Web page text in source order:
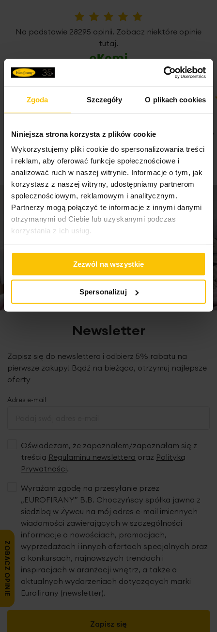
Zgoda Szczegóły O plikach cookies
Niniejsza strona korzysta z plików cookie
Wykorzystujemy pliki cookie do spersonalizowania treści
i reklam, aby oferować funkcje społecznościowe i
analizować ruch w naszej witrynie. Informacje o tym, jak
korzystasz z naszej witryny, udostępniamy partnerom
społecznościowym, reklamowym i analitycznym.
Partnerzy mogą połączyć te informacje z innymi danymi
otrzymanymi od Ciebie lub uzyskanymi podczas
korzystania z ich usług.
Zezwól na wszystkie
Spersonalizuj
szt.
Skład materiałowy 100% poliester
Pobierz instrukcję użytkowania i bezpieczeństwa produktu
Uniwersalna taśma marszcząca z funkcją tunelu
na drążek karnisza, jak i tradycyjnie z użyciem żabek lub
rozmiarach oraz we wszystkich najpopularniejszych
Podany wymiar dotyczy szerokości zasłony na płasko
przed zmarszczeniem.
Dane techniczne:
zawieszenie: taśma/tunel/żabki
skład: 100% poliester-welur
szerokość taśmy marszczącej: 8 cm
wysokość wypustki nad taśmą: 3 cm
gramatura: 195 g/m2
konserwacja: pranie w temp. 30 st., nie suszyć w suszarce
bębnowej, prasowanie do 110 st.
Produkt jest szyty w naszej pracowni w Polsce
Na podstawie 28295 opinii. Zobacz niektóre opinie
tutaj.
Super
04-08-2026
04-08-2026
Newsletter
Zapisz się do newslettera i odbierz 5% rabatu na
pierwsze zakupy! Bądź na bieżąco, otrzymuj najlepsze
oferty
Adres e-mail
Oświadczam, że zapoznałem/zapoznałam się z
treścią Regulaminu newslettera oraz Polityką
Prywatności.
Zapisz się
Wyrażam zgodę na przesyłanie przez
„EUROFIRANY” B.B. Choczyńscy spółka jawna z
siedzibą w Żywcu na mój adres e-mail imiennych
wiadomości zawierających w szczególności
informacje o nowościach, promocjach,
wyprzedażach i innych ofertach specjalnych oraz
o konkursach, najnowszych trendach i
inspiracjach w aranżacji wnętrz, a także o
aktualnych wydarzeniach dotyczących marki
Eurofirany (newsletter).
ZOBACZ OPINIE